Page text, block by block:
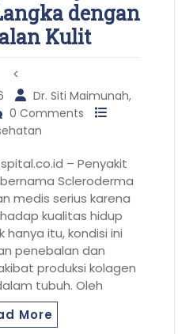
dengan
Kulit
<
Dr. Siti Maimunah,
0 Comments
– Penyakit
Scleroderma
medis serius karena
kualitas hidup
hanya itu, kondisi ini
penebalan dan
produksi kolagen
tubuh. Oleh
More